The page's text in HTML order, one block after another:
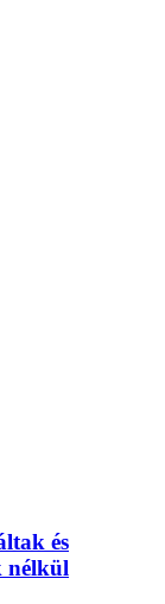
és
nélkül